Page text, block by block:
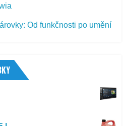
Od funkčnosti po umění